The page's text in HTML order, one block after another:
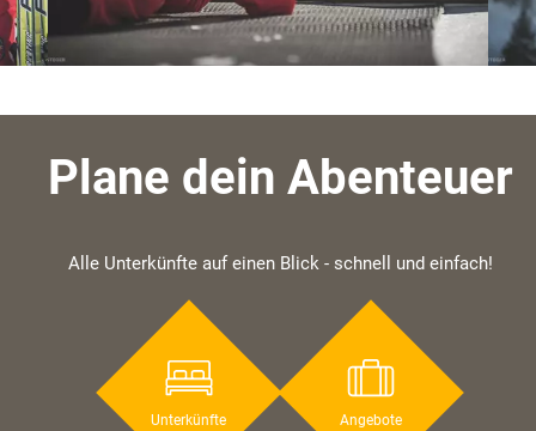
Plane dein Abenteuer
Alle Unterkünfte auf einen Blick - schnell und einfach!
Unterkünfte Angebote